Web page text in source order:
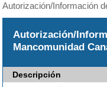
Autorización/Información
Autorización/
Mancomunidad
Descripción